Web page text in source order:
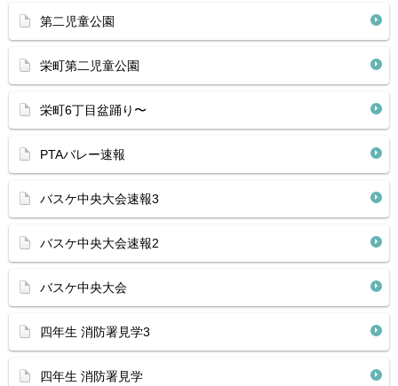
第二児童公園
栄町第二児童公園
栄町6丁目盆踊り〜
PTAバレー速報
バスケ中央大会速報3
バスケ中央大会速報2
バスケ中央大会
四年生 消防署見学3
四年生 消防署見学